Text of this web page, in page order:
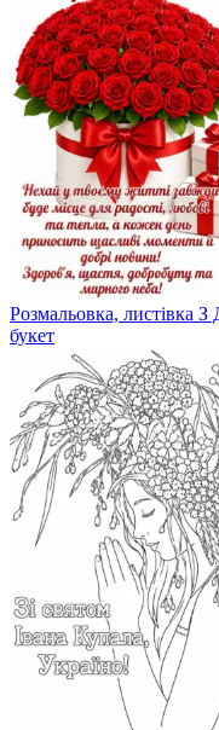
Розмальовка, листівка
букет